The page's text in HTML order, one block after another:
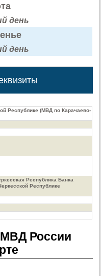
день
день
Республике (МВД по Карачаево-
Республика Банка
Республике
России